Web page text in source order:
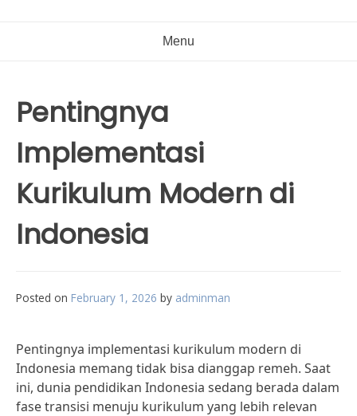
Menu
Pentingnya
Implementasi
Kurikulum Modern di
Indonesia
Posted on February 1, 2026 by adminman
Pentingnya implementasi kurikulum modern di
Indonesia memang tidak bisa dianggap remeh. Saat
ini, dunia pendidikan Indonesia sedang berada dalam
fase transisi menuju kurikulum yang lebih relevan